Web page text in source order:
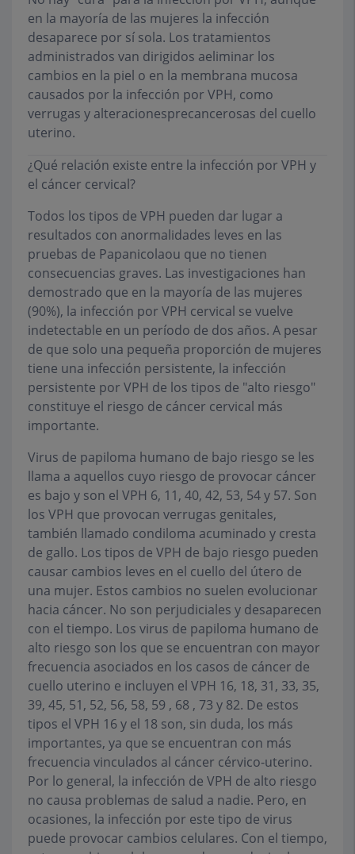
en la mayoría de las mujeres la infección
desaparece por sí sola. Los tratamientos
administrados van dirigidos aeliminar los
cambios en la piel o en la membrana mucosa
causados por la infección por VPH, como
verrugas y alteracionesprecancerosas del cuello
uterino.
¿Qué relación existe entre la infección por VPH y
el cáncer cervical?
Todos los tipos de VPH pueden dar lugar a
resultados con anormalidades leves en las
pruebas de Papanicolaou que no tienen
consecuencias graves. Las investigaciones han
demostrado que en la mayoría de las mujeres
(90%), la infección por VPH cervical se vuelve
indetectable en un período de dos años. A pesar
de que solo una pequeña proporción de mujeres
tiene una infección persistente, la infección
persistente por VPH de los tipos de "alto riesgo"
constituye el riesgo de cáncer cervical más
importante.
Virus de papiloma humano de bajo riesgo se les
llama a aquellos cuyo riesgo de provocar cáncer
es bajo y son el VPH 6, 11, 40, 42, 53, 54 y 57. Son
los VPH que provocan verrugas genitales,
también llamado condiloma acuminado y cresta
de gallo. Los tipos de VPH de bajo riesgo pueden
causar cambios leves en el cuello del útero de
una mujer. Estos cambios no suelen evolucionar
hacia cáncer. No son perjudiciales y desaparecen
con el tiempo. Los virus de papiloma humano de
alto riesgo son los que se encuentran con mayor
frecuencia asociados en los casos de cáncer de
cuello uterino e incluyen el VPH 16, 18, 31, 33, 35,
39, 45, 51, 52, 56, 58, 59 , 68 , 73 y 82. De estos
tipos el VPH 16 y el 18 son, sin duda, los más
importantes, ya que se encuentran con más
frecuencia vinculados al cáncer cérvico-uterino.
Por lo general, la infección de VPH de alto riesgo
no causa problemas de salud a nadie. Pero, en
ocasiones, la infección por este tipo de virus
puede provocar cambios celulares. Con el tiempo,